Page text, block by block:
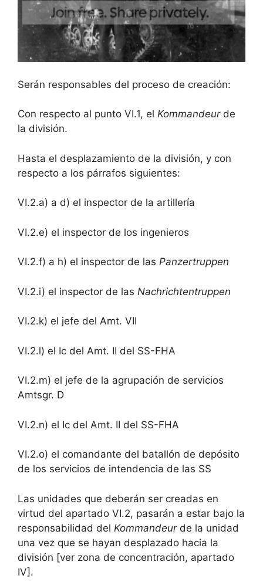
Serán responsables del proceso de creación:
Con respecto al punto VI.1, el Kommandeurde
la división.
Hasta el desplazamiento de la división, y con
respecto a los párrafos siguientes:
VI.2.a) a d) el inspector de la artillería
VI.2.e) el inspector de los ingenieros
VI.2.f) a h) el inspector de las Panzertruppen
VI.2.i) el inspector de las Nachrichtentruppen
VI.2.k) el jefe del Amt. VII
VI.2.l) el Ic del Amt. II del SS-FHA
VI.2.m) el jefe de la agrupación de servicios
Amtsgr. D
VI.2.n) el Ic del Amt. II del SS-FHA
VI.2.o) el comandante del batallón de depósito
de los servicios de intendencia de las SS
Las unidades que deberán ser creadas en
virtud del apartado VI.2, pasarán a estar bajo la
responsabilidad del Kommandeurde la unidad
una vez que se hayan desplazado hacia la
división [ver zona de concentración, apartado
IV].